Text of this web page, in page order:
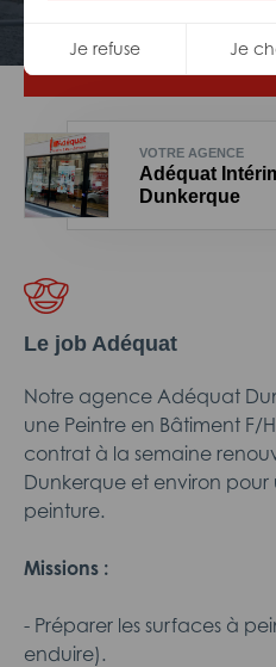
Je refuse Je
VOTRE AGENCE
Adéquat
Dunkerque
Le job Adéquat
Notre agence Adéquat
une Peintre en Bâtiment F/
contrat à la semaine
Dunkerque et environ pour
peinture.
Missions :
- Préparer les surfaces à
enduire).